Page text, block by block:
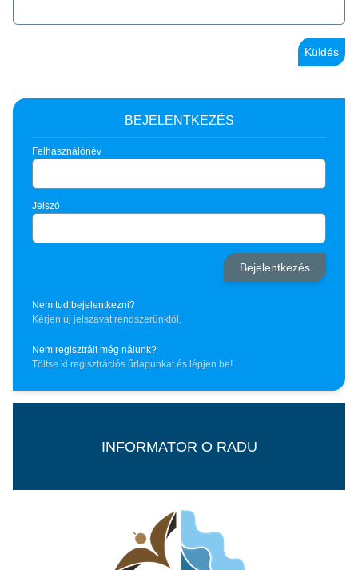
Küldés
BEJELENTKEZÉS
Felhasználónév
Jelszó
Nem tud bejelentkezni?
Kérjen új jelszavat rendszerünktől.
Nem regisztrált még nálunk?
Töltse ki regisztrációs űrlapunkat és lépjen be!
INFORMATOR O RADU